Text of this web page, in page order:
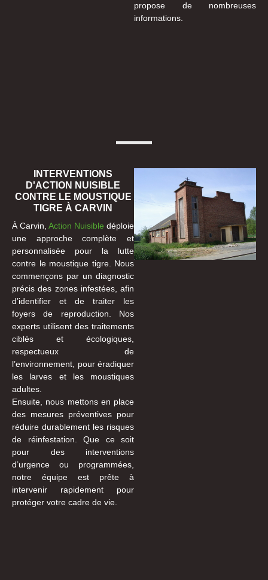
propose de nombreuses
informations.
INTERVENTIONS
D'ACTION NUISIBLE
CONTRE LE MOUSTIQUE
TIGRE À CARVIN
À Carvin, Action Nuisible déploie
une approche complète et
personnalisée pour la lutte
contre le moustique tigre. Nous
commençons par un diagnostic
précis des zones infestées, afin
d’identifier et de traiter les
foyers de reproduction. Nos
experts utilisent des traitements
ciblés et écologiques,
respectueux de
l’environnement, pour éradiquer
les larves et les moustiques
adultes.
Ensuite, nous mettons en place
des mesures préventives pour
réduire durablement les risques
de réinfestation. Que ce soit
pour des interventions
d’urgence ou programmées,
notre équipe est prête à
intervenir rapidement pour
protéger votre cadre de vie.